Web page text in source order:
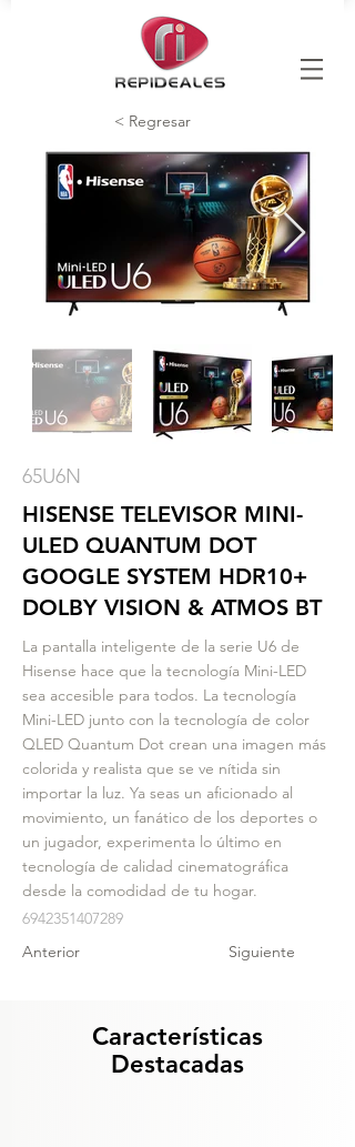
< Regresar
65U6N
HISENSE TELEVISOR MINI-
ULED QUANTUM DOT
GOOGLE SYSTEM HDR10+
DOLBY VISION & ATMOS BT
La pantalla inteligente de la serie U6 de
Hisense hace que la tecnología Mini-LED
sea accesible para todos. La tecnología
Mini-LED junto con la tecnología de color
QLED Quantum Dot crean una imagen más
colorida y realista que se ve nítida sin
importar la luz. Ya seas un aficionado al
movimiento, un fanático de los deportes o
un jugador, experimenta lo último en
tecnología de calidad cinematográfica
desde la comodidad de tu hogar.
6942351407289
Anterior
Siguiente
Características
Destacadas